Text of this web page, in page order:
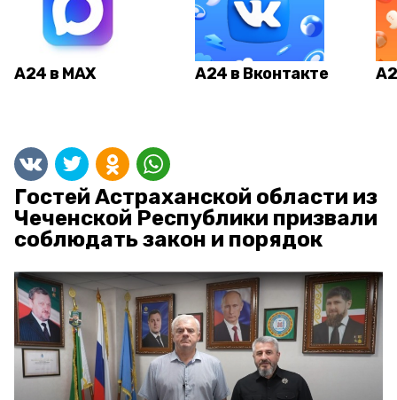
А24 в MAX А24 в Вконтакте
Гостей Астраханской области из
Чеченской Республики призвали
соблюдать закон и порядок